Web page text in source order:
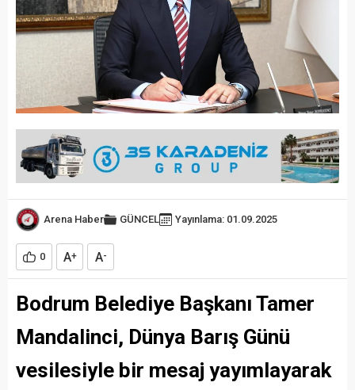
Arena Haber GÜNCEL Yayınlama: 01.09.2025
0 A+ A-
Bodrum Belediye Başkanı Tamer
Mandalinci, Dünya Barış Günü
vesilesiyle bir mesaj yayımlayarak